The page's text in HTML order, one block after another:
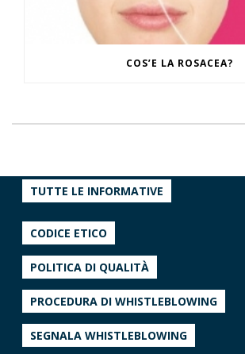
COS’E LA ROSACEA?
TUTTE LE INFORMATIVE
CODICE ETICO
POLITICA DI QUALITÀ
PROCEDURA DI WHISTLEBLOWING
SEGNALA WHISTLEBLOWING